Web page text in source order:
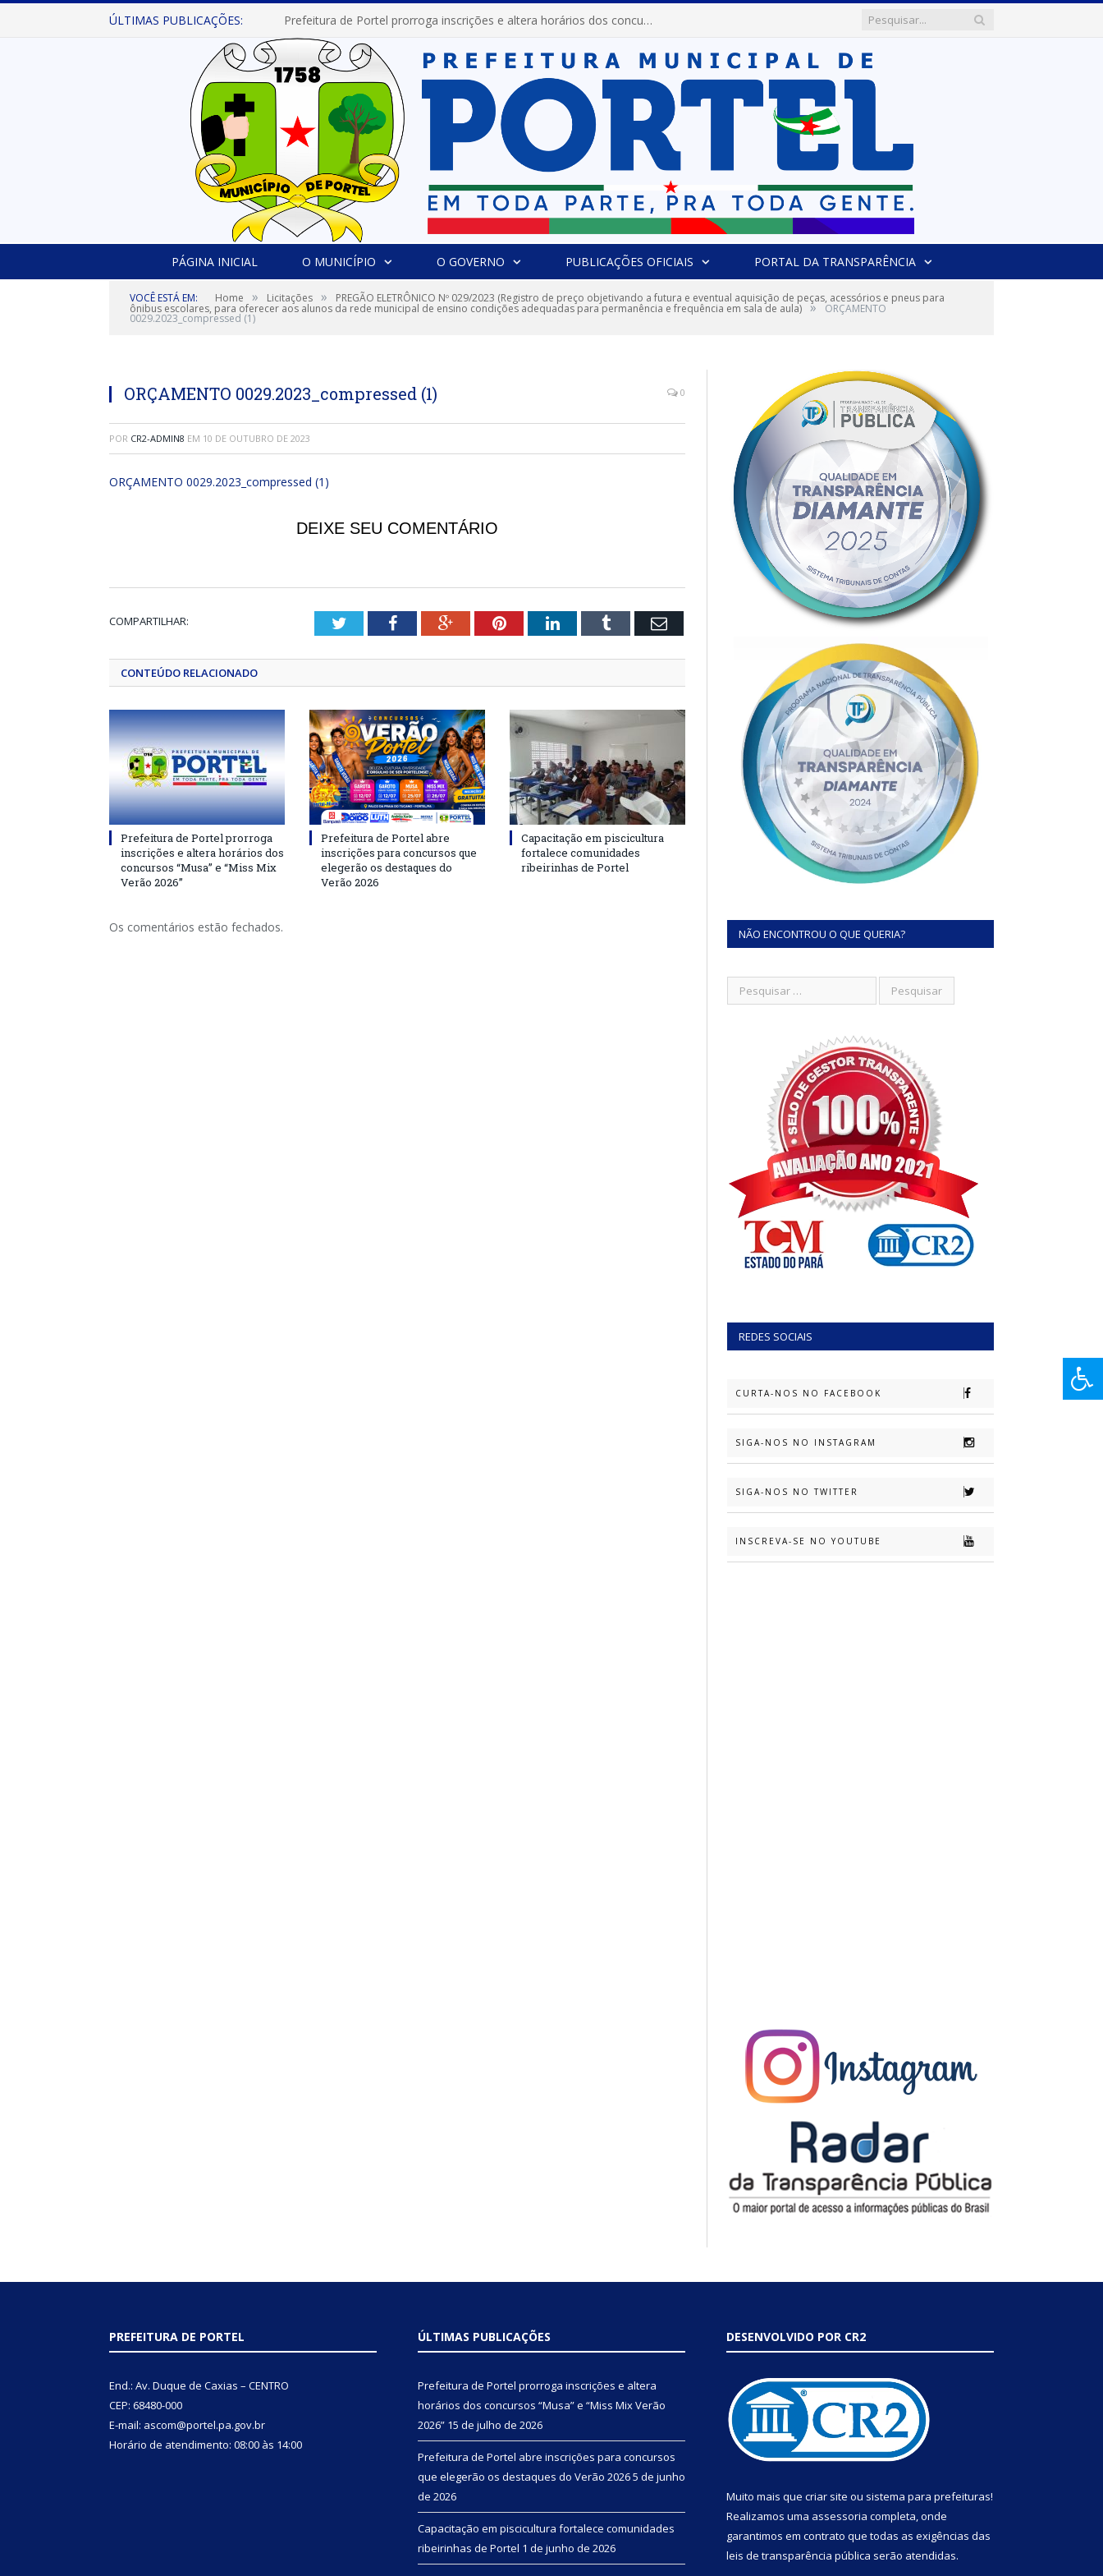
ÚLTIMAS PUBLICAÇÕES: Prefeitura de Portel prorroga inscrições e altera horários dos concursos “Musa” e “Miss Mix Verão 2026”
PÁGINA INICIAL O MUNICÍPIO O GOVERNO PUBLICAÇÕES OFICIAIS PORTAL DA TRANSPARÊNCIA
VOCÊ ESTÁ EM: Home » Licitações » PREGÃO ELETRÔNICO Nº 029/2023 (Registro de preço objetivando a futura e eventual aquisição de peças, acessórios e pneus para
ônibus escolares, para oferecer aos alunos da rede municipal de ensino condições adequadas para permanência e frequência em sala de aula) » ORÇAMENTO
0029.2023_compressed (1)
ORÇAMENTO 0029.2023_compressed (1) 0
POR CR2-ADMIN8 EM 10 DE OUTUBRO DE 2023
ORÇAMENTO 0029.2023_compressed (1)
DEIXE SEU COMENTÁRIO
COMPARTILHAR: TwitterFacebookGoogle+PinterestLinkedInTumblr Email
CONTEÚDO RELACIONADO
Prefeitura de Portel prorroga
inscrições e altera horários dos
concursos “Musa” e “Miss Mix
Verão 2026”
Prefeitura de Portel abre
inscrições para concursos que
elegerão os destaques do
Verão 2026
Capacitação em piscicultura
fortalece comunidades
ribeirinhas de Portel
Os comentários estão fechados. NÃO ENCONTROU O QUE QUERIA?
REDES SOCIAIS
CURTA-NOS NO FACEBOOK
SIGA-NOS NO INSTAGRAM
SIGA-NOS NO TWITTER
INSCREVA-SE NO YOUTUBE
PREFEITURA DE PORTEL
End.: Av. Duque de Caxias – CENTRO
CEP: 68480-000
E-mail: ascom@portel.pa.gov.br
Horário de atendimento: 08:00 às 14:00
ÚLTIMAS PUBLICAÇÕES
Prefeitura de Portel prorroga inscrições e altera
horários dos concursos “Musa” e “Miss Mix Verão
2026” 15 de julho de 2026
Prefeitura de Portel abre inscrições para concursos
que elegerão os destaques do Verão 20265 de junho
de 2026
Capacitação em piscicultura fortalece comunidades
ribeirinhas de Portel 1 de junho de 2026
DESENVOLVIDO POR CR2
Muito mais que criar site ou sistema para prefeituras!
Realizamos uma assessoria completa, onde
garantimos em contrato que todas as exigências das
leis de transparência pública serão atendidas.